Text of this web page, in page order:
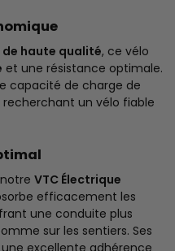
haute qualité, ce vélo
et une résistance optimale.
capacité de charge de
un vélo fiable
VTC Électrique
efficacement les
une conduite plus
sur les sentiers. Ses
excellente adhérence